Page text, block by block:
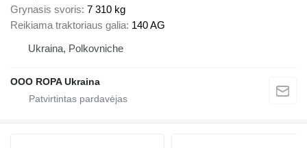
Grynasis svoris 7 310 kg
Reikiama traktoriaus galia 140 AG
Ukraina, Polkovniche
OOO ROPA Ukraina